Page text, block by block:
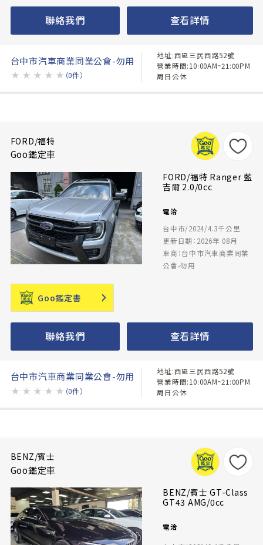
聯絡我們 查看詳情
台中市汽車商業同業公會-勿用
★ ★ ★ ★ ★ （0件）
地址:西區三民西路52號
營業時間:10:00AM~21:00PM
周日公休
FORD/福特
Goo鑑定車
FORD/福特 Ranger 藍
吉爾 2.0/0cc
電洽
台中市/2024/4.3千公里
更新日期：2026年 08月
車商：台中市汽車商業同業
公會-勿用
Goo鑑定書
聯絡我們 查看詳情
台中市汽車商業同業公會-勿用
★ ★ ★ ★ ★ （0件）
地址:西區三民西路52號
營業時間:10:00AM~21:00PM
周日公休
BENZ/賓士
Goo鑑定車
BENZ/賓士 GT-Class
GT43 AMG/0cc
電洽